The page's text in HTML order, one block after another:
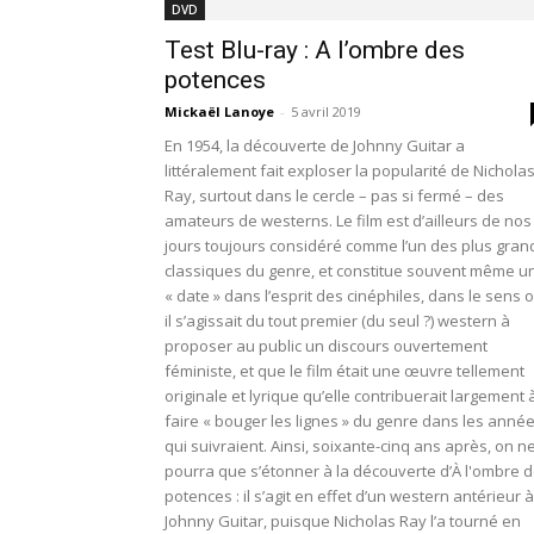
DVD
Test Blu-ray : A l’ombre des
potences
Mickaël Lanoye - 5 avril 2019
En 1954, la découverte de Johnny Guitar a
littéralement fait exploser la popularité de Nicholas
Ray, surtout dans le cercle – pas si fermé – des
amateurs de westerns. Le film est d’ailleurs de nos
jours toujours considéré comme l’un des plus
classiques du genre, et constitue souvent même
« date » dans l’esprit des cinéphiles, dans le sens
il s’agissait du tout premier (du seul ?) western à
proposer au public un discours ouvertement
féministe, et que le film était une œuvre tellement
originale et lyrique qu’elle contribuerait largement
faire « bouger les lignes » du genre dans les
qui suivraient. Ainsi, soixante-cinq ans après, on ne
pourra que s’étonner à la découverte d’À l'ombre
potences : il s’agit en effet d’un western antérieur à
Johnny Guitar, puisque Nicholas Ray l’a tourné en